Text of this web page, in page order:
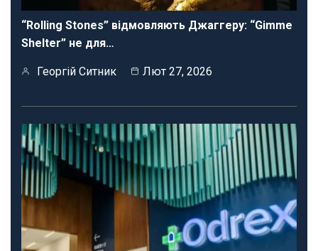
“Rolling Stones” відмовляють Джаггеру: “Gimme
Shelter” не для…
Георгій Ситник Лют 27, 2026